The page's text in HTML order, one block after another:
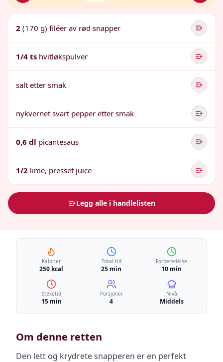
2 (170 g) filéer av rød snapper
1/4 ts hvitløkspulver
salt etter smak
nykvernet svart pepper etter smak
0,6 dl picantesaus
1/2 lime, presset juice
Legg alle i handlelisten
Kalorier
250 kcal
Total tid
25 min
Forberedelse
10 min
Steketid
15 min
Porsjoner
4
Nivå
Middels
Om denne retten
Den lett og krydrete snapperen er en perfekt